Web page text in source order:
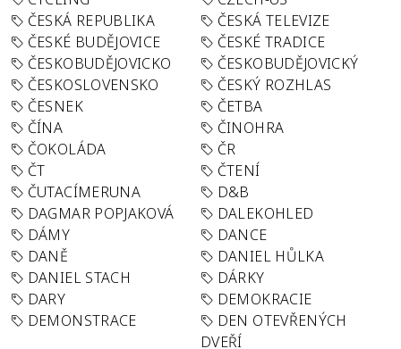
ČESKÁ REPUBLIKA
ČESKÁ TELEVIZE
ČESKÉ BUDĚJOVICE
ČESKÉ TRADICE
ČESKOBUDĚJOVICKO
ČESKOBUDĚJOVICKÝ
ČESKOSLOVENSKO
ČESKÝ ROZHLAS
ČESNEK
ČETBA
ČÍNA
ČINOHRA
ČOKOLÁDA
ČR
ČT
ČTENÍ
ČUTACÍMERUNA
D&B
DAGMAR POPJAKOVÁ
DALEKOHLED
DÁMY
DANCE
DANĚ
DANIEL HŮLKA
DANIEL STACH
DÁRKY
DARY
DEMOKRACIE
DEMONSTRACE
DEN OTEVŘENÝCH
DVEŘÍ